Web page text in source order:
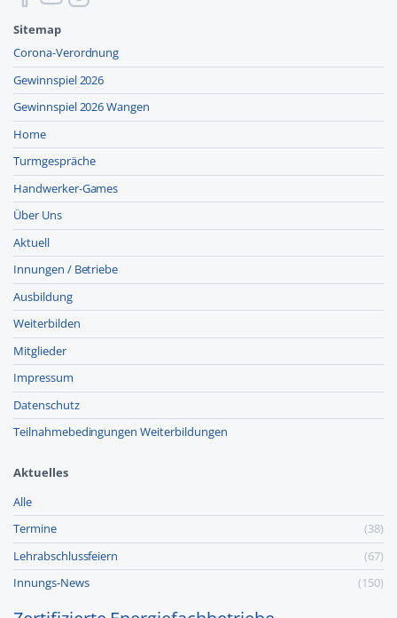
Sitemap
Corona-Verordnung
Gewinnspiel 2026
Gewinnspiel 2026 Wangen
Home
Turmgespräche
Handwerker-Games
Über Uns
Aktuell
Innungen / Betriebe
Ausbildung
Weiterbilden
Mitglieder
Impressum
Datenschutz
Teilnahmebedingungen Weiterbildungen
Aktuelles
Alle
Termine
(38)
Lehr­abschluss­feiern
(67)
Innungs-News
(150)